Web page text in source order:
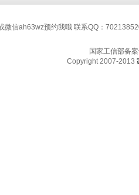
微信ah63wz预约我哦 联系QQ：
国家工信部备
Copyright 2007-2013